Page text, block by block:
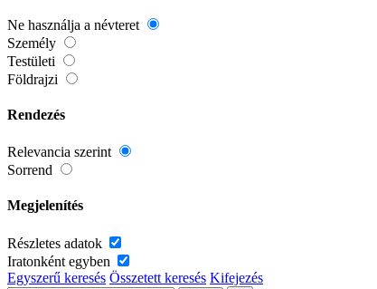
Ne használja a névteret
Személy
Testületi
Földrajzi
Rendezés
Relevancia szerint
Sorrend
Megjelenítés
Részletes adatok
Iratonként egyben
Egyszerű keresés Összetett keresés Kifejezés